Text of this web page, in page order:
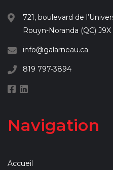
721, boulevard de
Rouyn-Noranda (QC) J9X
info@galarneau.ca
819 797-3894
Navigation
Accueil